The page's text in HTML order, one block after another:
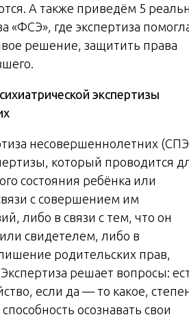
А также приведём 5
«ФСЭ», где экспертиза
решение, защитить права
экспертизы
несовершеннолетних
который проводится
состояния ребёнка или
с совершением им
либо в связи с тем, что он
свидетелем, либо в
родительских прав,
решает вопросы:
если да — то какое,
осознавать свои